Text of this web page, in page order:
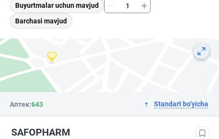
Buyurtmalar uchun mavjud
Barchasi mavjud
Аптек:643 Standart bo‘yicha
SAFOPHARM